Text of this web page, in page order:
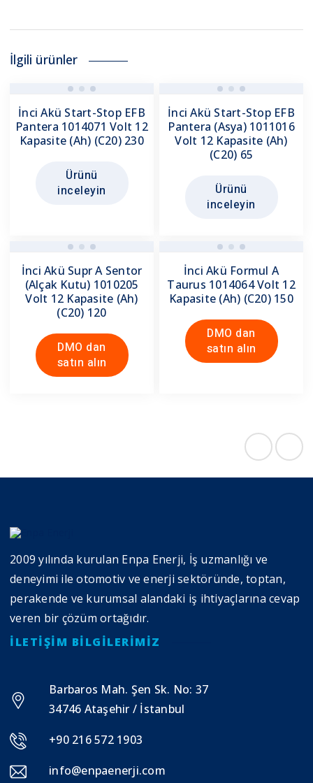
İlgili ürünler
İnci Akü Start-Stop EFB
Pantera 1014071 Volt 12
Kapasite (Ah) (C20) 230
Ürünü
inceleyin
İnci Akü Start-Stop EFB
Pantera (Asya) 1011016
Volt 12 Kapasite (Ah)
(C20) 65
Ürünü
inceleyin
İnci Akü Supr A Sentor
(Alçak Kutu) 1010205
Volt 12 Kapasite (Ah)
(C20) 120
DMO dan
satın alın
İnci Akü Formul A
Taurus 1014064 Volt 12
Kapasite (Ah) (C20) 150
DMO dan
satın alın
2009 yılında kurulan Enpa Enerji, İş uzmanlığı ve
deneyimi ile otomotiv ve enerji sektöründe, toptan,
perakende ve kurumsal alandaki iş ihtiyaçlarına cevap
veren bir çözüm ortağıdır.
İLETIŞIM BILGILERIMIZ
Barbaros Mah. Şen Sk. No: 37
34746 Ataşehir / İstanbul
+90 216 572 1903
info@enpaenerji.com